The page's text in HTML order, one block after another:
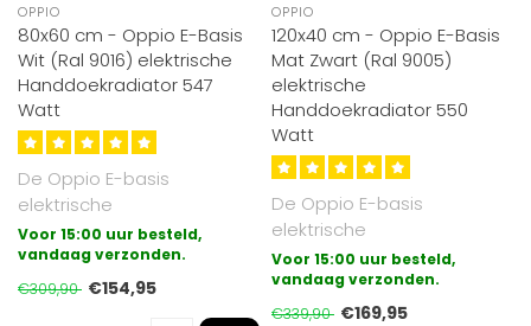
OPPIO
80x60 cm - Oppio E-Basis
Wit (Ral 9016) elektrische
Handdoekradiator 547
Watt
De Oppio E-basis
elektrische
badkamerradiator is de
meest eenvoudige vorm
van el..
Voor 15:00 uur besteld,
vandaag verzonden.
€309,90 €154,95
OPPIO
120x40 cm - Oppio E-Basis
Mat Zwart (Ral 9005)
elektrische
Handdoekradiator 550
Watt
De Oppio E-basis
elektrische
badkamerradiator is de
meest eenvoudige vorm
van el..
Voor 15:00 uur besteld,
vandaag verzonden.
€339,90 €169,95